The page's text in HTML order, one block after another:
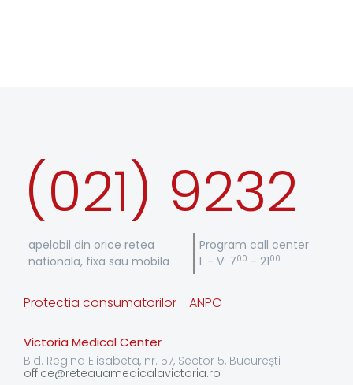
(021) 9232
apelabil din orice retea
nationala, fixa sau mobila
Program call center
L - V: 700 - 2100
Protectia consumatorilor - ANPC
Victoria Medical Center
Bld. Regina Elisabeta, nr. 57, Sector 5, București
office@reteauamedicalavictoria.ro